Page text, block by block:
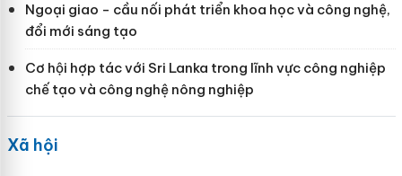
Ngoại giao - cầu nối phát triển khoa học và công nghệ,
đổi mới sáng tạo
Cơ hội hợp tác với Sri Lanka trong lĩnh vực công nghiệp
chế tạo và công nghệ nông nghiệp
Xã hội